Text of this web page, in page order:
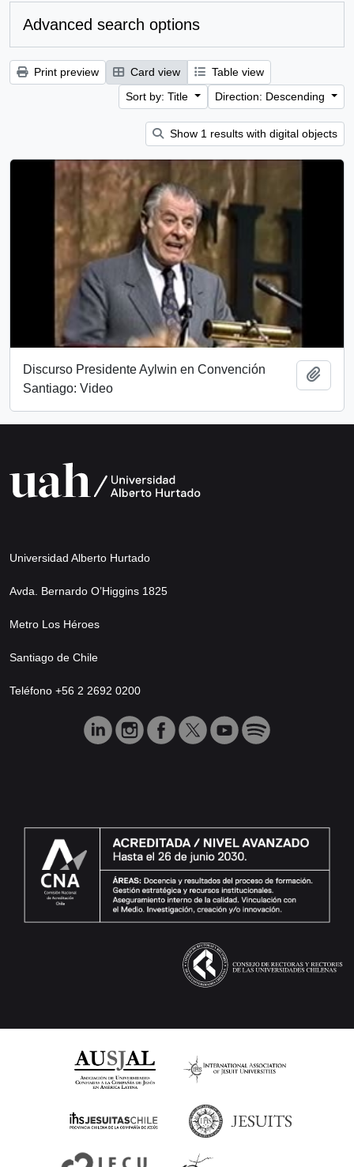
Advanced search options
Print preview Card view
Table view
Sort by: Title
Direction: Descending
Show 1 results with digital objects
Discurso Presidente Aylwin en Convención
Santiago: Video
Universidad Alberto Hurtado
Avda. Bernardo O’Higgins 1825
Metro Los Héroes
Santiago de Chile
Teléfono +56 2 2692 0200